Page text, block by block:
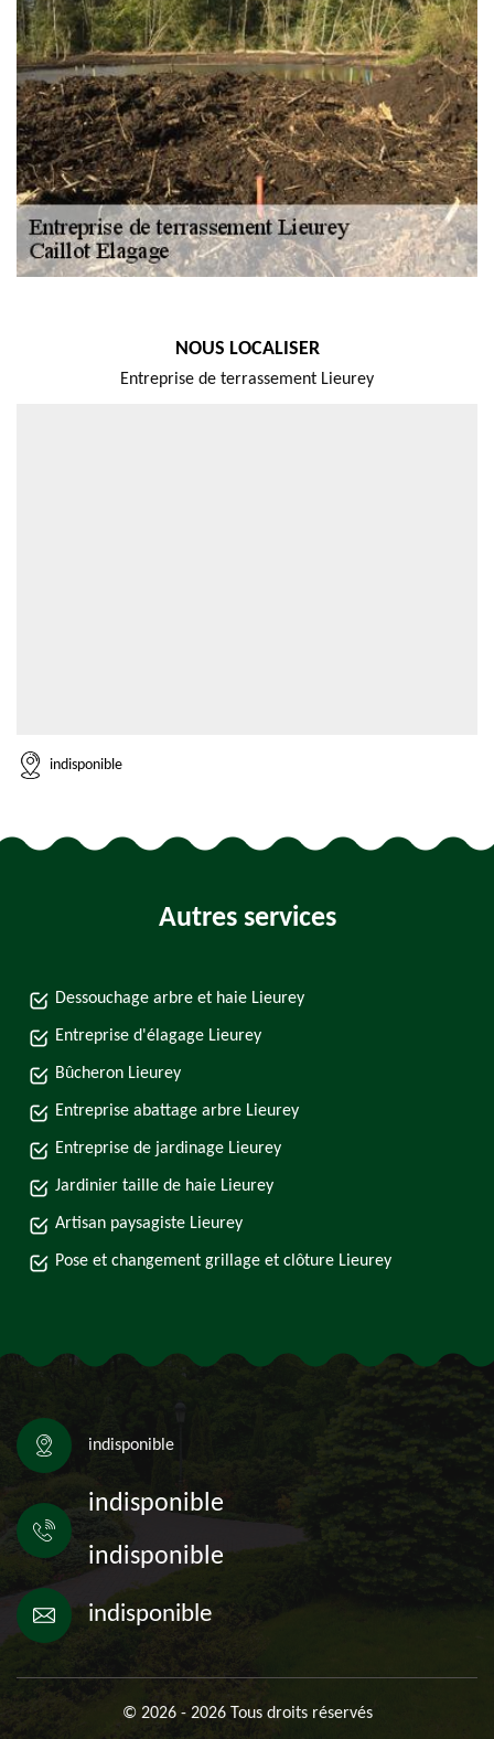
NOUS LOCALISER
Entreprise de terrassement Lieurey
indisponible
Autres services
Dessouchage arbre et haie Lieurey
Entreprise d'élagage Lieurey
Bûcheron Lieurey
Entreprise abattage arbre Lieurey
Entreprise de jardinage Lieurey
Jardinier taille de haie Lieurey
Artisan paysagiste Lieurey
Pose et changement grillage et clôture Lieurey
indisponible
indisponible
indisponible
indisponible
© 2026 - 2026 Tous droits réservés